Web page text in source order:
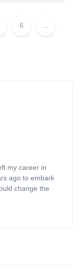
6 ...
my career in
ago to embark
change the